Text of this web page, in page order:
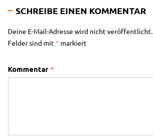
SCHREIBE EINEN KOMMENTAR
Deine E-Mail-Adresse wird nicht veröffentlicht.
Felder sind mit* markiert
Kommentar *